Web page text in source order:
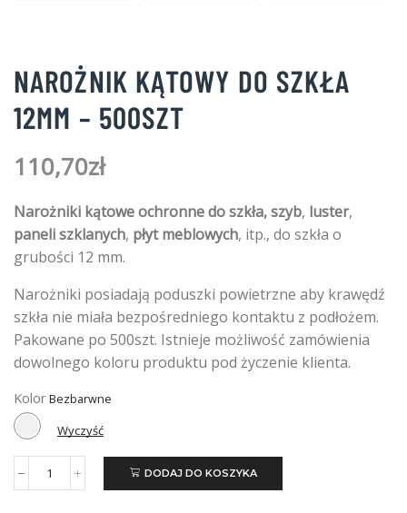
NAROŻNIK KĄTOWY DO SZKŁA
12MM – 500SZT
110,70zł
Narożniki kątowe ochronne do szkła, szyb, luster,
paneli szklanych, płyt meblowych, itp., do szkła o
grubości 12 mm.
Narożniki posiadają poduszki powietrzne aby krawędź
szkła nie miała bezpośredniego kontaktu z podłożem.
Pakowane po 500szt. Istnieje możliwość zamówienia
dowolnego koloru produktu pod życzenie klienta.
Kolor
Wyczyść
ilość
DODAJ DO KOSZYKA